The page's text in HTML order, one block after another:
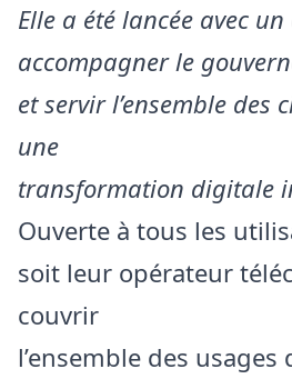
Elle a été lancée avec
accompagner le
et servir l’ensemble des
une
transformation digitale
Ouverte à tous les
soit leur opérateur
couvrir
l’ensemble des